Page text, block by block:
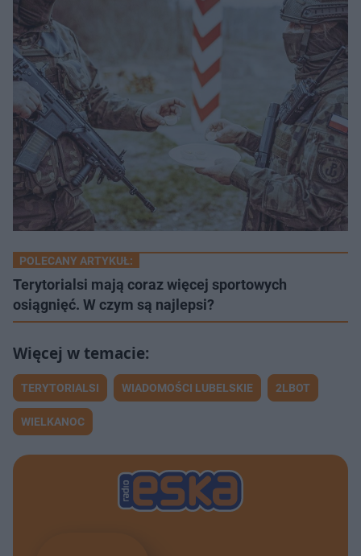
POLECANY ARTYKUŁ:
Terytorialsi mają coraz więcej sportowych
osiągnięć. W czym są najlepsi?
TERYTORIALSI WIADOMOŚCI LUBELSKIE 2LBOT
WIELKANOC